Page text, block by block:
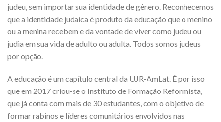
judeu, sem importar sua identidade de gênero. Reconhecemos
que a identidade judaica é produto da educação que o menino
ou a menina recebem e da vontade de viver como judeu ou
judia em sua vida de adulto ou adulta. Todos somos judeus
por opção.
A educação é um capítulo central da UJR-AmLat. É por isso
que em 2017 criou-se o Instituto de Formação Reformista,
que já conta com mais de 30 estudantes, com o objetivo de
formar rabinos e líderes comunitários envolvidos nas